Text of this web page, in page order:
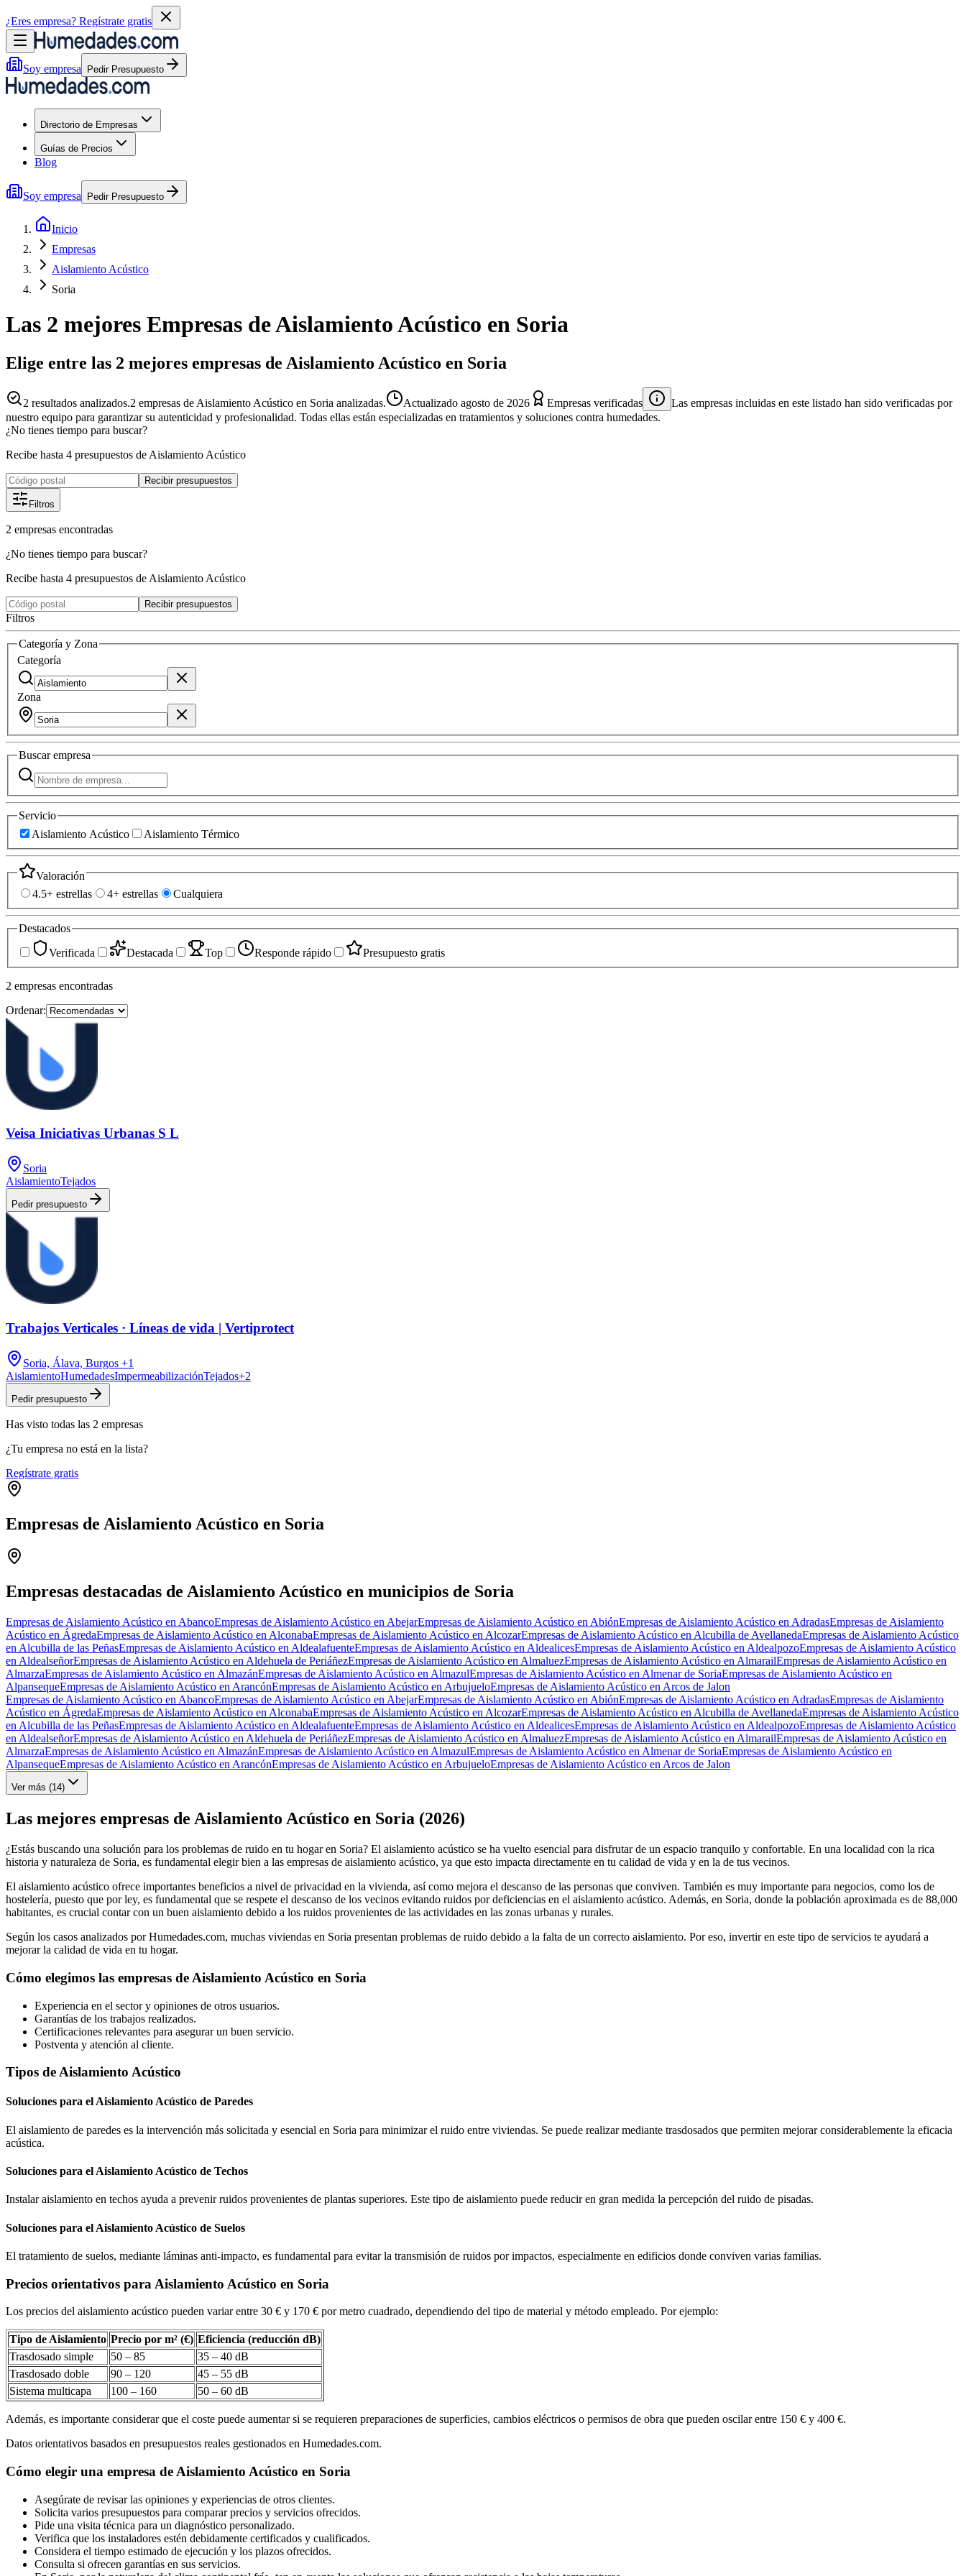
¿Eres empresa? Regístrate gratis
Soy empresa Pedir Presupuesto
Directorio de Empresas
Guías de Precios
Blog
Soy empresa Pedir Presupuesto
Inicio
Empresas
Aislamiento Acústico
Soria
Las 2 mejores Empresas deAislamiento Acústico en Soria
Elige entre las 2 mejores empresas de Aislamiento Acústico en Soria
2 resultados analizados.2 empresas de Aislamiento Acústico en Soria analizadas. Actualizado agosto de 2026 Empresas verificadas
Las empresas incluidas en este listado han sido verificadas por
nuestro equipo para garantizar su autenticidad y profesionalidad. Todas ellas están especializadas en tratamientos y soluciones contra humedades.
¿No tienes tiempo para buscar?
Recibe hasta 4 presupuestos de Aislamiento Acústico
Recibir presupuestos
Filtros
2 empresas encontradas
¿No tienes tiempo para buscar?
Recibe hasta 4 presupuestos de Aislamiento Acústico
Recibir presupuestos
Filtros
Categoría y Zona
Categoría
Zona
Buscarempresa
Servicio
Aislamiento Acústico
Aislamiento Térmico
Valoración
4.5+ estrellas
4+ estrellas Cualquiera
Destacados
Verificada
Destacada Top Responde rápido Presupuesto gratis
2 empresas encontradas
Ordenar:
Veisa Iniciativas Urbanas S L
Soria
AislamientoTejados
Pedir presupuesto
Trabajos Verticales · Líneas de vida | Vertiprotect
Soria, Álava, Burgos +1
AislamientoHumedadesImpermeabilizaciónTejados+2
Pedir presupuesto
Has visto todas las 2 empresas
¿Tu empresa no está en la lista?
Regístrate gratis
Empresas de Aislamiento Acústico en Soria
−
Empresas destacadas de Aislamiento Acústico en municipios de Soria
Empresas de Aislamiento Acústico en AbancoEmpresas de Aislamiento Acústico en AbejarEmpresas de Aislamiento Acústico en AbiónEmpresas de Aislamiento Acústico en AdradasEmpresas de Aislamiento
Acústico en ÁgredaEmpresas de Aislamiento Acústico en AlconabaEmpresas de Aislamiento Acústico en AlcozarEmpresas de Aislamiento Acústico en Alcubilla de AvellanedaEmpresas de Aislamiento Acústico
en Alcubilla de las PeñasEmpresas de Aislamiento Acústico en AldealafuenteEmpresas de Aislamiento Acústico en AldealicesEmpresas de Aislamiento Acústico en AldealpozoEmpresas de Aislamiento Acústico
en AldealseñorEmpresas de Aislamiento Acústico en Aldehuela de PeriáñezEmpresas de Aislamiento Acústico en AlmaluezEmpresas de Aislamiento Acústico en AlmarailEmpresas de Aislamiento Acústico en
AlmarzaEmpresas de Aislamiento Acústico en AlmazánEmpresas de Aislamiento Acústico en AlmazulEmpresas de Aislamiento Acústico en Almenar de SoriaEmpresas de Aislamiento Acústico en
AlpansequeEmpresas de Aislamiento Acústico en ArancónEmpresas de Aislamiento Acústico en ArbujueloEmpresas de Aislamiento Acústico en Arcos de Jalon
Empresas de Aislamiento Acústico en AbancoEmpresas de Aislamiento Acústico en AbejarEmpresas de Aislamiento Acústico en AbiónEmpresas de Aislamiento Acústico en AdradasEmpresas de Aislamiento
Acústico en ÁgredaEmpresas de Aislamiento Acústico en AlconabaEmpresas de Aislamiento Acústico en AlcozarEmpresas de Aislamiento Acústico en Alcubilla de AvellanedaEmpresas de Aislamiento Acústico
en Alcubilla de las PeñasEmpresas de Aislamiento Acústico en AldealafuenteEmpresas de Aislamiento Acústico en AldealicesEmpresas de Aislamiento Acústico en AldealpozoEmpresas de Aislamiento Acústico
en AldealseñorEmpresas de Aislamiento Acústico en Aldehuela de PeriáñezEmpresas de Aislamiento Acústico en AlmaluezEmpresas de Aislamiento Acústico en AlmarailEmpresas de Aislamiento Acústico en
AlmarzaEmpresas de Aislamiento Acústico en AlmazánEmpresas de Aislamiento Acústico en AlmazulEmpresas de Aislamiento Acústico en Almenar de SoriaEmpresas de Aislamiento Acústico en
AlpansequeEmpresas de Aislamiento Acústico en ArancónEmpresas de Aislamiento Acústico en ArbujueloEmpresas de Aislamiento Acústico en Arcos de Jalon
Ver más (14)
Las mejores empresas de Aislamiento Acústico en Soria (2026)
¿Estás buscando una solución para los problemas de ruido en tu hogar en Soria? El aislamiento acústico se ha vuelto esencial para disfrutar de un espacio tranquilo y confortable. En una localidad con la rica
historia y naturaleza de Soria, es fundamental elegir bien a las empresas de aislamiento acústico, ya que esto impacta directamente en tu calidad de vida y en la de tus vecinos.
El aislamiento acústico ofrece importantes beneficios a nivel de privacidad en la vivienda, así como mejora el descanso de las personas que conviven. También es muy importante para negocios, como los de
hostelería, puesto que por ley, es fundamental que se respete el descanso de los vecinos evitando ruidos por deficiencias en el aislamiento acústico. Además, en Soria, donde la población aproximada es de 88,000
habitantes, es crucial contar con un buen aislamiento debido a los ruidos provenientes de las actividades en las zonas urbanas y rurales.
Según los casos analizados por Humedades.com, muchas viviendas en Soria presentan problemas de ruido debido a la falta de un correcto aislamiento. Por eso, invertir en este tipo de servicios te ayudará a
mejorar la calidad de vida en tu hogar.
Cómo elegimos las empresas de Aislamiento Acústico en Soria
Experiencia en el sector y opiniones de otros usuarios.
Garantías de los trabajos realizados.
Certificaciones relevantes para asegurar un buen servicio.
Postventa y atención al cliente.
Tipos de Aislamiento Acústico
Soluciones para el Aislamiento Acústico de Paredes
El aislamiento de paredes es la intervención más solicitada y esencial en Soria para minimizar el ruido entre viviendas. Se puede realizar mediante trasdosados que permiten mejorar considerablemente la eficacia
acústica.
Soluciones para el Aislamiento Acústico de Techos
Instalar aislamiento en techos ayuda a prevenir ruidos provenientes de plantas superiores. Este tipo de aislamiento puede reducir en gran medida la percepción del ruido de pisadas.
Soluciones para el Aislamiento Acústico de Suelos
El tratamiento de suelos, mediante láminas anti-impacto, es fundamental para evitar la transmisión de ruidos por impactos, especialmente en edificios donde conviven varias familias.
Precios orientativos para Aislamiento Acústico en Soria
Los precios del aislamiento acústico pueden variar entre 30 € y 170 € por metro cuadrado, dependiendo del tipo de material y método empleado. Por ejemplo:
Tipo de Aislamiento Precio por m² (€) Eficiencia (reducción dB)
Trasdosado simple
50 – 85
35 – 40 dB
Trasdosado doble
90 – 120
45 – 55 dB
Sistema multicapa
100 – 160 50 – 60 dB
Además, es importante considerar que el coste puede aumentar si se requieren preparaciones de superficies, cambios eléctricos o permisos de obra que pueden oscilar entre 150 € y 400 €.
Datos orientativos basados en presupuestos reales gestionados en Humedades.com.
Cómo elegir una empresa de Aislamiento Acústico en Soria
Asegúrate de revisar las opiniones y experiencias de otros clientes.
Solicita varios presupuestos para comparar precios y servicios ofrecidos.
Pide una visita técnica para un diagnóstico personalizado.
Verifica que los instaladores estén debidamente certificados y cualificados.
Considera el tiempo estimado de ejecución y los plazos ofrecidos.
Consulta si ofrecen garantías en sus servicios.